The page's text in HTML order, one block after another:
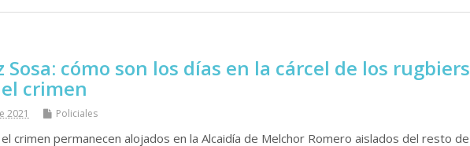
Sosa: cómo son los días en la cárcel de los rugbiers
crimen
2021 Policiales
crimen permanecen alojados en la Alcaidía de Melchor Romero aislados del resto de